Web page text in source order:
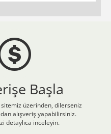
Başla
üzerinden, dilerseniz
alışveriş yapabilirsiniz.
detaylıca inceleyin.